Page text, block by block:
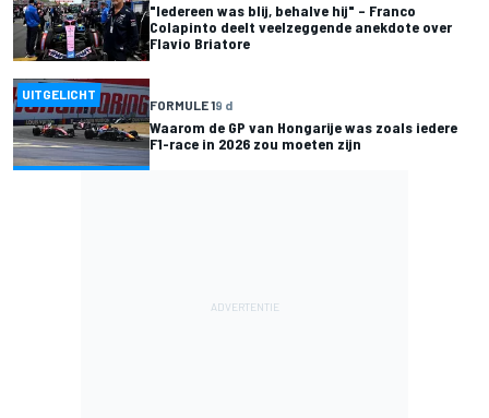
"Iedereen was blij, behalve hij" – Franco
Colapinto deelt veelzeggende anekdote over
Flavio Briatore
UITGELICHT
FORMULE 19 d
Waarom de GP van Hongarije was zoals iedere
F1-race in 2026 zou moeten zijn